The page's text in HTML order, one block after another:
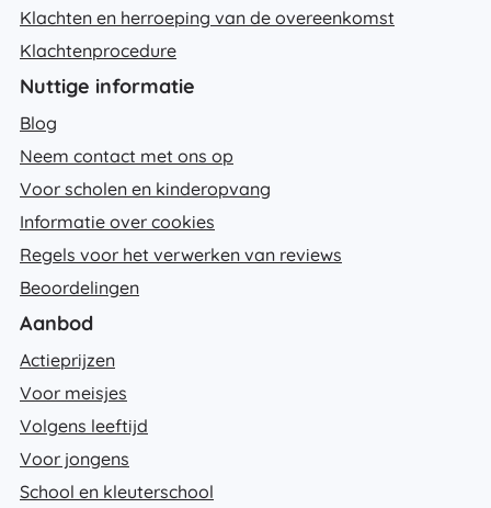
Klachten en herroeping van de overeenkomst
Klachtenprocedure
Nuttige informatie
Blog
Neem contact met ons op
Voor scholen en kinderopvang
Informatie over cookies
Regels voor het verwerken van reviews
Beoordelingen
Aanbod
Actieprijzen
Voor meisjes
Volgens leeftijd
Voor jongens
School en kleuterschool